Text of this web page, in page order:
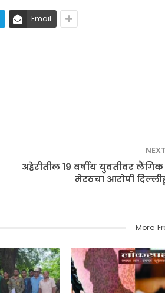
Email
अहेरीतील 19 वर्षीय युवतीवर लैंगिक
मेरठचा आरोपी
More